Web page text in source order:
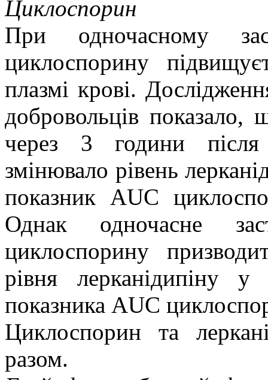
Циклоспорин
При одночасному
циклоспорину
плазмі крові.
добровольців показало,
через 3 години
змінювало рівень
показник AUC
Однак одночасне
циклоспорину
рівня лерканідипіну
показника AUC
Циклоспорин та
разом.